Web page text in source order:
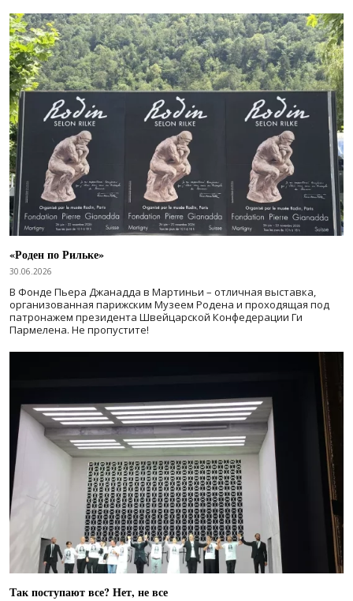
«Роден по Рильке»
30.06.2026
В Фонде Пьера Джанадда в Мартиньи – отличная выставка,
организованная парижским Музеем Родена и проходящая под
патронажем президента Швейцарской Конфедерации Ги
Пармелена. Не пропустите!
Так поступают все? Нет, не все